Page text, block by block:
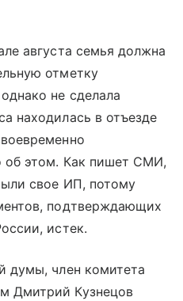
августа семья должна
отметку
не сделала
находилась в отъезде
об этом. Как пишет СМИ,
свое ИП, потому
подтверждающих
истек.
думы, член комитета
Дмитрий Кузнецов